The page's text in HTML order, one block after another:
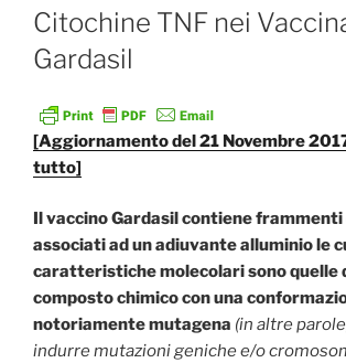
IL
Citochine TNF nei
Gardasil
[Aggiornamento del 21 Novembre
tutto]
Il vaccino Gardasil contiene frammenti
associati ad un adiuvante alluminio le
caratteristiche molecolari sono quelle
composto chimico con una
notoriamente mutagena (in altre
indurre mutazioni geniche e/o